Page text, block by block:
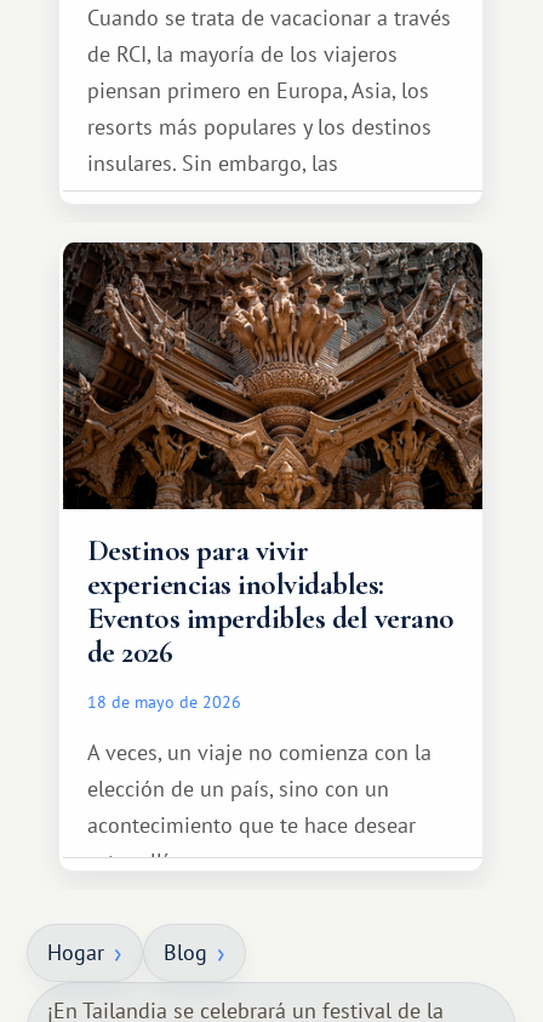
Cuando se trata de vacacionar a través
de RCI, la mayoría de los viajeros
piensan primero en Europa, Asia, los
resorts más populares y los destinos
insulares. Sin embargo, las
oportunidades que ofrece el sistema
de intercambio son mucho más
amplias. Entre ellas se encuentra
África, un continente que ofrece una
experiencia de viaje completamente
diferente.
Destinos para vivir
experiencias inolvidables:
Eventos imperdibles del verano
de 2026
18 de mayo de 2026
A veces, un viaje no comienza con la
elección de un país, sino con un
acontecimiento que te hace desear
estar allí...
Hogar Blog
¡En Tailandia se celebrará un festival de la